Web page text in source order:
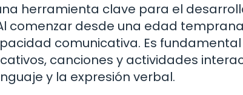
herramienta clave para el
comenzar desde una edad
comunicativa. Es
canciones y actividades
y la expresión verbal.